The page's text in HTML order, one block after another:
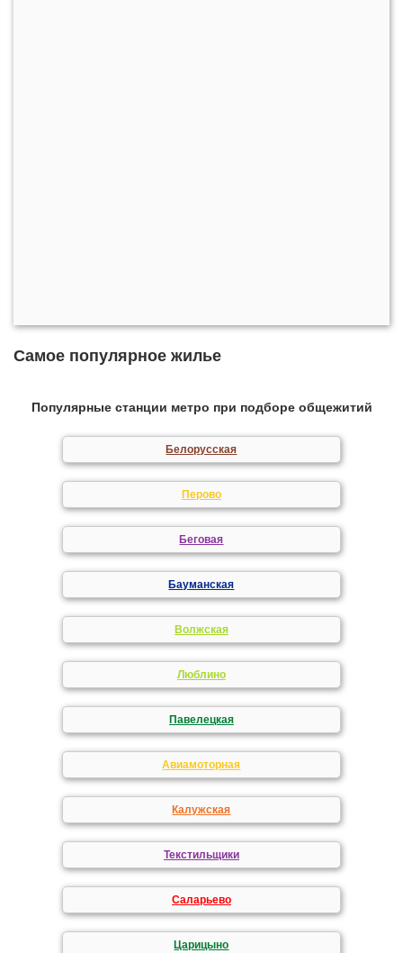
Самое популярное жилье
Популярные станции метро при подборе общежитий
Белорусская
Перово
Беговая
Бауманская
Волжская
Люблино
Павелецкая
Авиамоторная
Калужская
Текстильщики
Саларьево
Царицыно